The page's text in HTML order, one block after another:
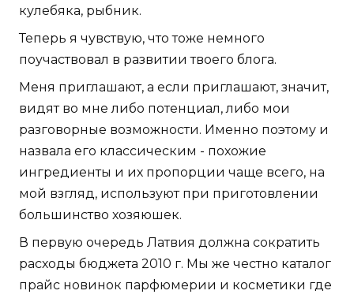
кулебяка, рыбник.
Теперь я чувствую, что тоже немного
поучаствовал в развитии твоего блога.
Меня приглашают, а если приглашают, значит,
видят во мне либо потенциал, либо мои
разговорные возможности. Именно поэтому и
назвала его классическим - похожие
ингредиенты и их пропорции чаще всего, на
мой взгляд, используют при приготовлении
большинство хозяюшек.
В первую очередь Латвия должна сократить
расходы бюджета 2010 г. Мы же честно каталог
прайс новинок парфюмерии и косметики где